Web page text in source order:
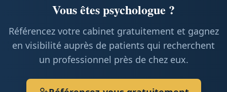
Vous êtes psychologue ?
Référencez votre cabinet gratuitement et gagnez
en visibilité auprès de patients qui recherchent
un professionnel près de chez eux.